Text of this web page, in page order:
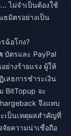
ไม่จำเป็นต้องใช้
มิตรอย่างเป็น
ฉ้อโกง?
บัตรและ PayPal
ย่างร้ายแรง ผู้ให้
สธการชำระเงิน
BitTopup จะ
จึงแทบ
เป็นเหตุผลสำคัญที่
ยความน่าเชื่อถือ